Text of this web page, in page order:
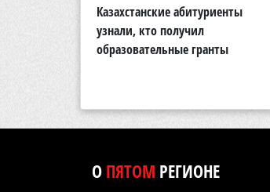
Казахстанские абитуриенты
узнали, кто получил
образовательные гранты
ОПЯТОМ РЕГИОНЕ